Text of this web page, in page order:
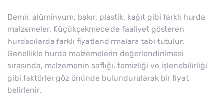
Demir, alüminyum, bakır, plastik, kağıt gibi farklı hurda
malzemeler, Küçükçekmece’de faaliyet gösteren
hurdacılarda farklı fiyatlandırmalara tabi tutulur.
Genellikle hurda malzemelerin değerlendirilmesi
sırasında, malzemenin saflığı, temizliği ve işlenebilirliği
gibi faktörler göz önünde bulundurularak bir fiyat
belirlenir.